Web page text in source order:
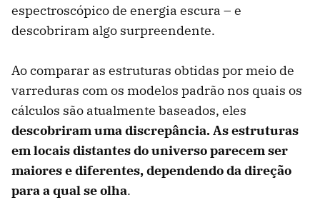
espectroscópico de energia escura – e
descobriram algo surpreendente.
Ao comparar as estruturas obtidas por meio de
varreduras com os modelos padrão nos quais os
cálculos são atualmente baseados, eles
descobriram uma discrepância. As estruturas
em locais distantes do universo parecem ser
maiores e diferentes, dependendo da direção
para a qual se olha.